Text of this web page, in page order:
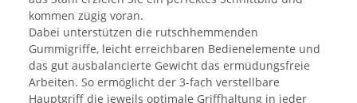
kommen zügig voran.
Dabei unterstützen die rutschhemmenden
Gummigriffe, leicht erreichbaren Bedienelemente und
das gut ausbalancierte Gewicht das ermüdungsfreie
Arbeiten. So ermöglicht der 3-fach verstellbare
Hauptgriff die jeweils optimale Griffhaltung in jeder